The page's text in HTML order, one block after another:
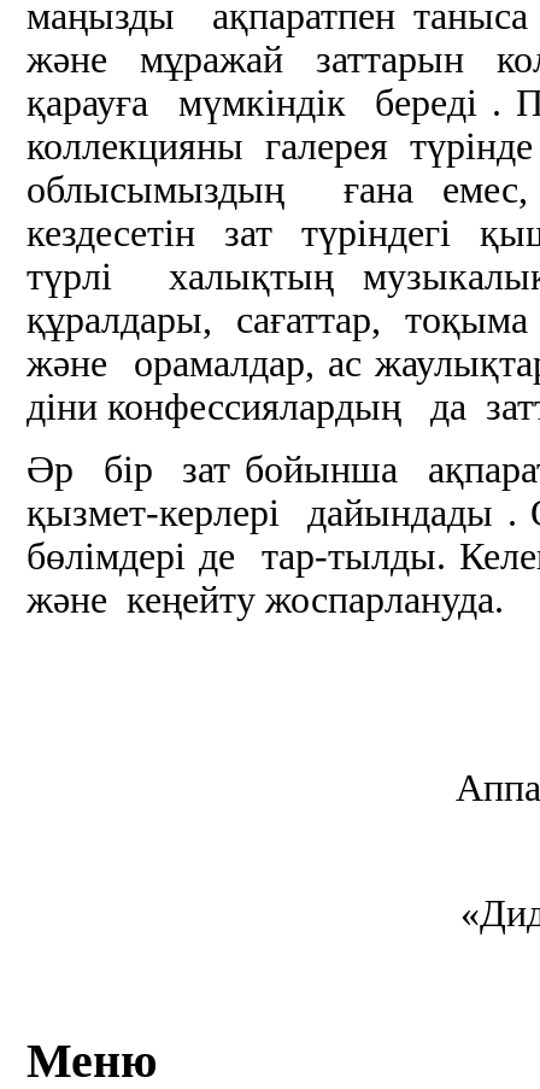
маңызды ақпаратпен
және мұражай заттарын
қарауға мүмкіндік
коллекцияны галерея
облысымыздың ғана
кездесетін зат түріндегі
түрлі халықтың
құралдары, сағаттар,
және орамалдар, ас
діни конфессиялардың да
Әр бір зат бойынша
қызмет-керлері
бөлімдері де тар-тылды.
және кеңейту жоспарлануда.
Меню